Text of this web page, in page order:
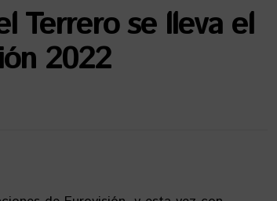
Terrero se lleva el
2022